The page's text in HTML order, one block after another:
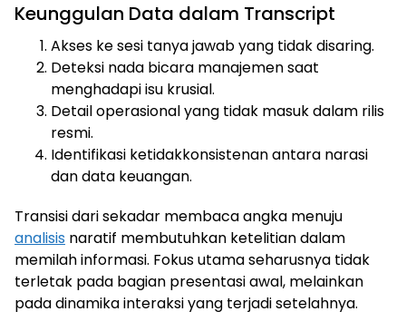
Keunggulan Data dalam Transcript
Akses ke sesi tanya jawab yang tidak disaring.
Deteksi nada bicara manajemen saat
menghadapi isu krusial.
Detail operasional yang tidak masuk dalam rilis
resmi.
Identifikasi ketidakkonsistenan antara narasi
dan data keuangan.
Transisi dari sekadar membaca angka menuju
analisis naratif membutuhkan ketelitian dalam
memilah informasi. Fokus utama seharusnya tidak
terletak pada bagian presentasi awal, melainkan
pada dinamika interaksi yang terjadi setelahnya.